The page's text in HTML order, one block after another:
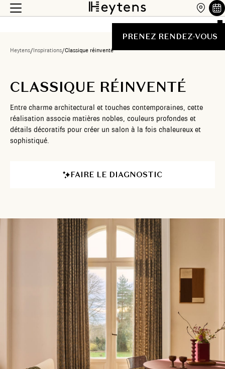
PRENEZ RENDEZ-VOUS
Heytens/Inspirations/Classique réinventé
CLASSIQUE RÉINVENTÉ
Entre charme architectural et touches contemporaines, cette
réalisation associe matières nobles, couleurs profondes et
détails décoratifs pour créer un salon à la fois chaleureux et
sophistiqué.
FAIRE LE DIAGNOSTIC